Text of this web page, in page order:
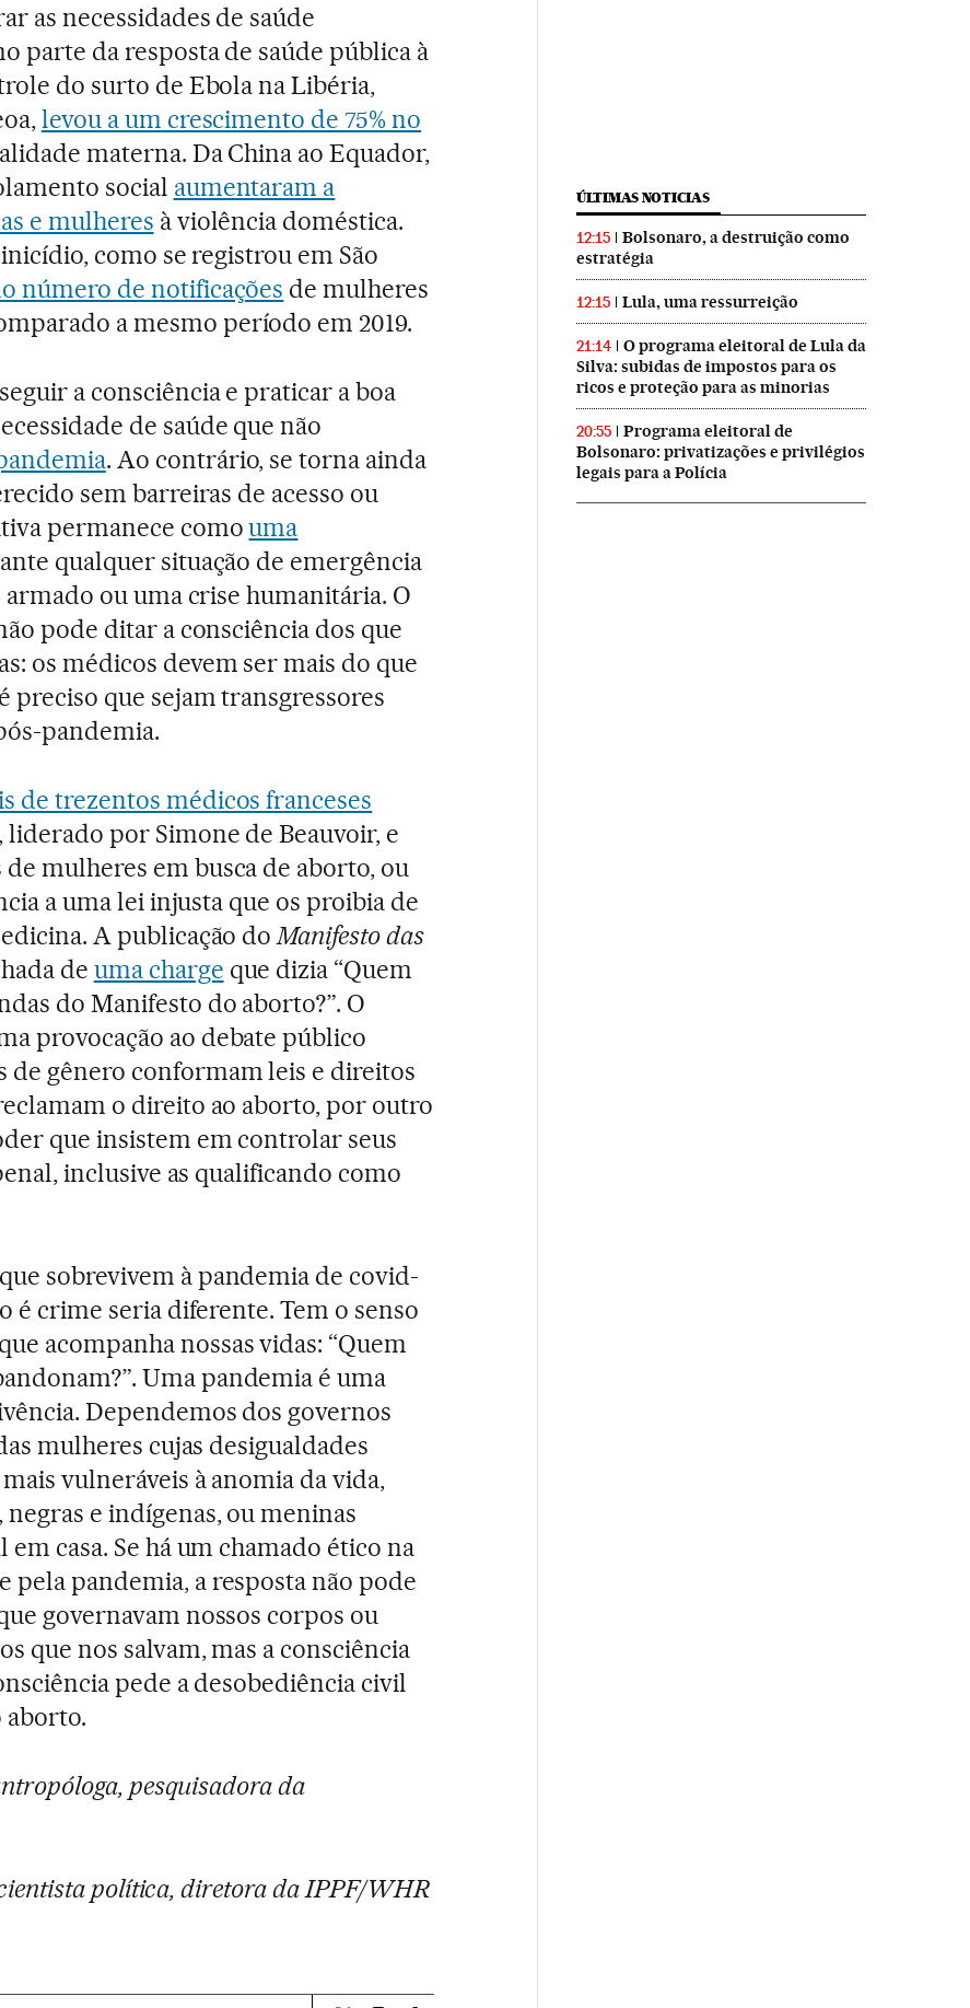
as necessidades de saúde
parte da resposta de saúde pública à
do surto de Ebola na Libéria,
levou a um crescimento de 75% no
materna. Da China ao Equador,
social aumentaram a
e mulheres à violência doméstica.
como se registrou em São
número de notificações de mulheres
a mesmo período em 2019.
a consciência e praticar a boa
de saúde que não
. Ao contrário, se torna ainda
sem barreiras de acesso ou
permanece comouma
qualquer situação de emergência
ou uma crise humanitária. O
pode ditar a consciência dos que
os médicos devem ser mais do que
preciso que sejam transgressores
pandemia.
de trezentos médicos franceses
, liderado por Simone de Beauvoir, e
mulheres em busca de aborto, ou
a uma lei injusta que os proibia de
A publicação doManifesto das
de uma charge que dizia “Quem
do Manifesto do aborto?”. O
provocação ao debate público
de gênero conformam leis e direitos
o direito ao aborto, por outro
que insistem em controlar seus
inclusive as qualificando como
sobrevivem à pandemia de covid-
é crime seria diferente. Tem o senso
acompanha nossas vidas: “Quem
Uma pandemia é uma
Dependemos dos governos
mulheres cujas desigualdades
vulneráveis à anomia da vida,
e indígenas, ou meninas
casa. Se há um chamado ético na
pela pandemia, a resposta não pode
governavam nossos corpos ou
que nos salvam, mas a consciência
pede a desobediência civil
aborto.
pesquisadora da
política, diretora da IPPF/WHR
ÚLTIMAS NOTICIAS
12:15
Bolsonaro, a destruição como
estratégia
12:15 Lula, uma ressurreição
21:14
O programa eleitoral de Lula da
Silva: subidas de impostos para os
ricos e proteção para as minorias
20:55
Programa eleitoral de
Bolsonaro: privatizações e privilégios
legais para a Polícia